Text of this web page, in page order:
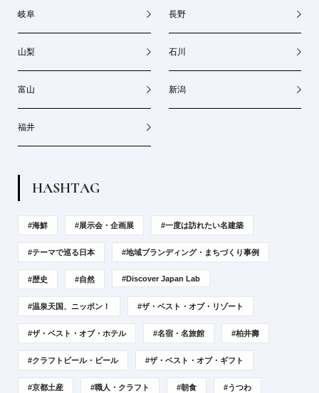
岐阜 長野
山梨 石川
富山 新潟
福井
HASHTAG
#海鮮 #展示会・企画展 #一度は訪れたい名建築
#テーマで巡る日本 #地域ブランディング・まちづくり事例
#歴史 #自然 #Discover Japan Lab
#温泉天国、ニッポン！ #ザ・ベスト・オブ・リゾート
#ザ・ベスト・オブ・ホテル #名宿・名旅館 #柏井壽
#クラフトビール・ビール #ザ・ベスト・オブ・ギフト
#京都土産 #職人・クラフト #朝食 #うつわ